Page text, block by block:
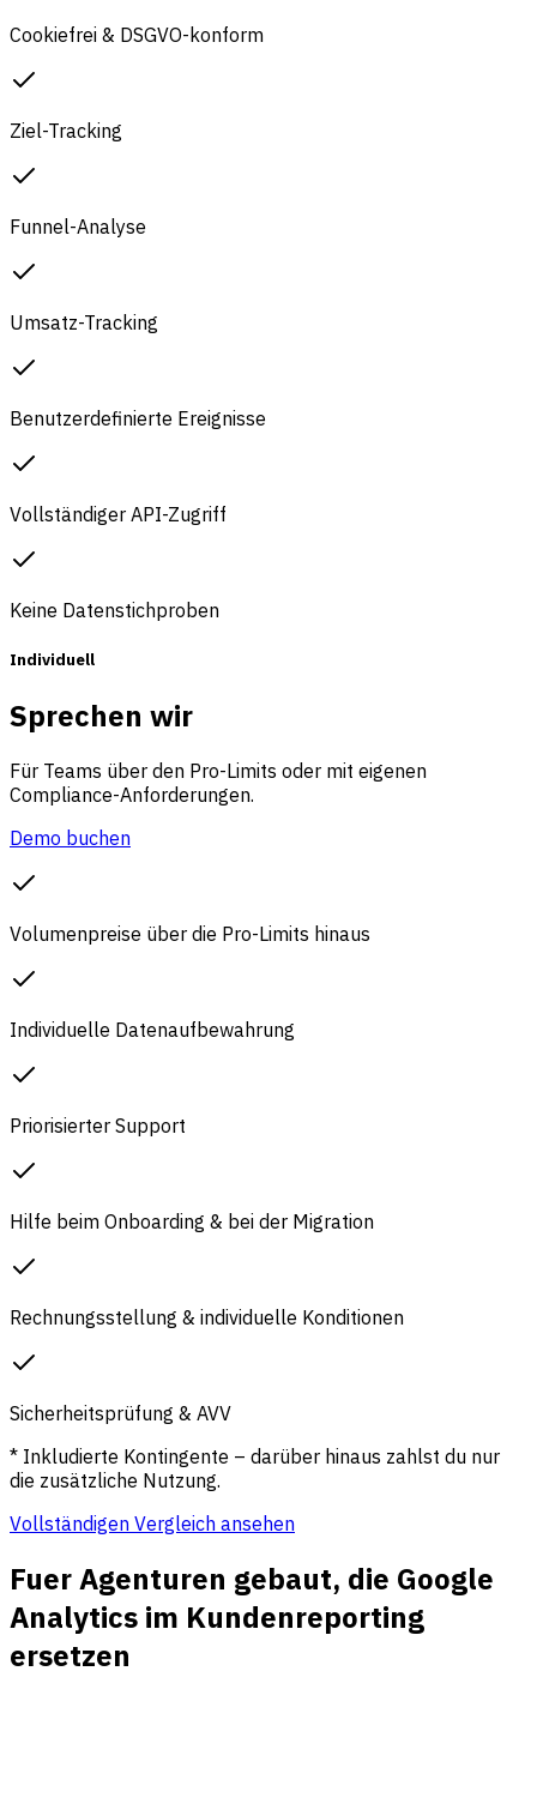
Cookiefrei & DSGVO-konform
Ziel-Tracking
Funnel-Analyse
Umsatz-Tracking
Benutzerdefinierte Ereignisse
Vollständiger API-Zugriff
Keine Datenstichproben
Individuell
Sprechen wir
Für Teams über den Pro-Limits oder mit eigenen
Compliance-Anforderungen.
Demo buchen
Volumenpreise über die Pro-Limits hinaus
Individuelle Datenaufbewahrung
Priorisierter Support
Hilfe beim Onboarding & bei der Migration
Rechnungsstellung & individuelle Konditionen
Sicherheitsprüfung & AVV
* Inkludierte Kontingente – darüber hinaus zahlst du nur
die zusätzliche Nutzung.
Vollständigen Vergleich ansehen
Fuer Agenturen gebaut, die Google
Analytics im Kundenreporting
ersetzen